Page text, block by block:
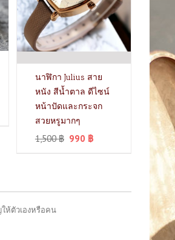
นาฬิกา Julius สาย
หนัง สีน้ำตาล ดีไซน์
หน้าปัดและกระจก
สวยหรูมากๆ
1,500฿ 990 ฿
ห้ตัวเองหรือคน